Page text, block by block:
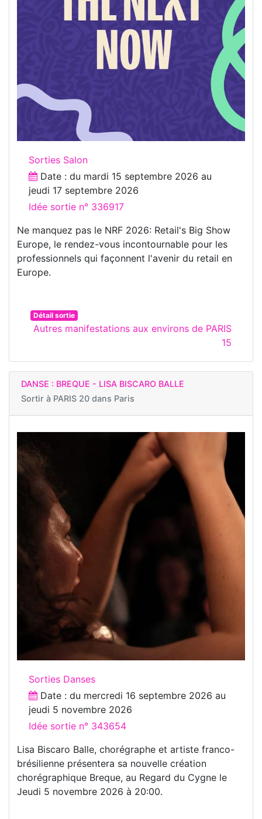
Sorties Salon
Date : du mardi 15 septembre 2026 au
jeudi 17 septembre 2026
Idée sortie n° 336917
Ne manquez pas le NRF 2026: Retail's Big Show
Europe, le rendez-vous incontournable pour les
professionnels qui façonnent l'avenir du retail en
Europe.
Détail sortie
Autres manifestations aux environs de PARIS
15
DANSE : BREQUE - LISA BISCARO BALLE
Sortir à PARIS 20 dans Paris
Sorties Danses
Date : du mercredi 16 septembre 2026 au
jeudi 5 novembre 2026
Idée sortie n° 343654
Lisa Biscaro Balle, chorégraphe et artiste franco-
brésilienne présentera sa nouvelle création
chorégraphique Breque, au Regard du Cygne le
Jeudi 5 novembre 2026 à 20:00.